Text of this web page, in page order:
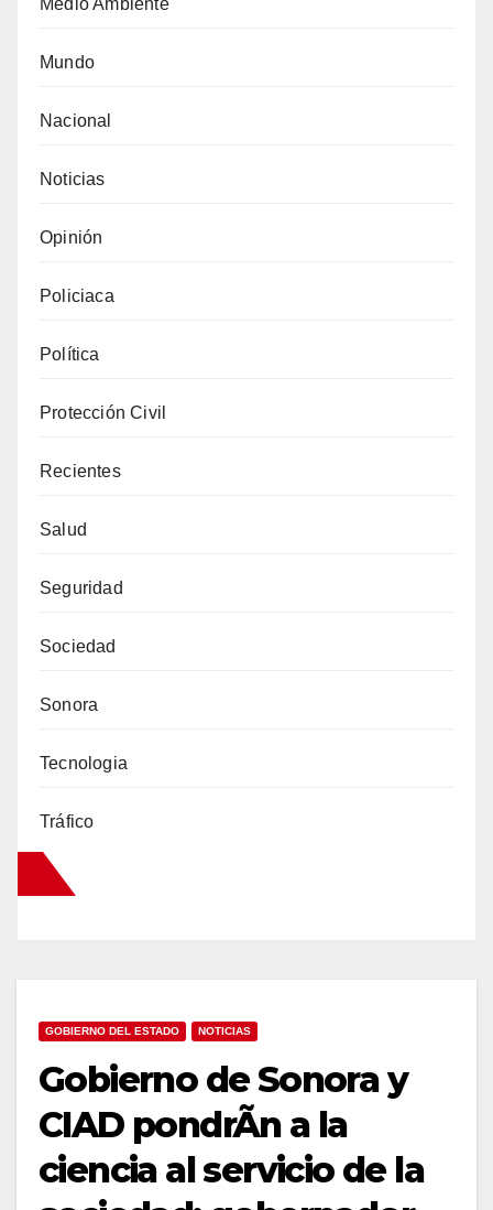
Mundo
Nacional
Noticias
Opinión
Policiaca
Política
Protección Civil
Recientes
Salud
Seguridad
Sociedad
Sonora
Tecnologia
Tráfico
GOBIERNO DEL ESTADO NOTICIAS
Gobierno de Sonora y
CIAD pondrÃn a la
ciencia al servicio de la